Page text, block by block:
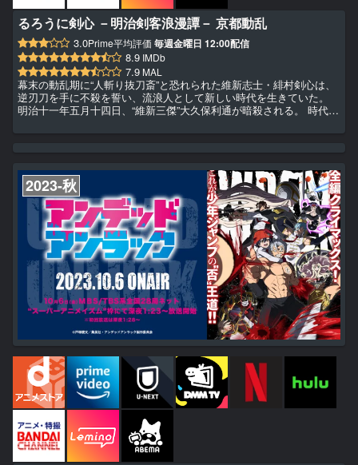
るろうに剣心 －明治剣客浪漫譚－ 京都動乱
3.0Prime平均評価 毎週金曜日 12:00配信
8.9 IMDb
7.9 MAL
幕末の動乱期に“人斬り抜刀斎”と恐れられた維新志士・緋村剣心は、
逆刃刀を手に不殺を誓い、流浪人として新しい時代を生きていた。
明治十一年五月十四日、“維新三傑”大久保利通が暗殺される。 時代を
があった。 剣心は“人斬り抜刀斎”の後継者でもあった志々雄を止める
との間で揺れる剣心 幾多の想いが集う明治剣客浪漫譚、第...
2023-秋